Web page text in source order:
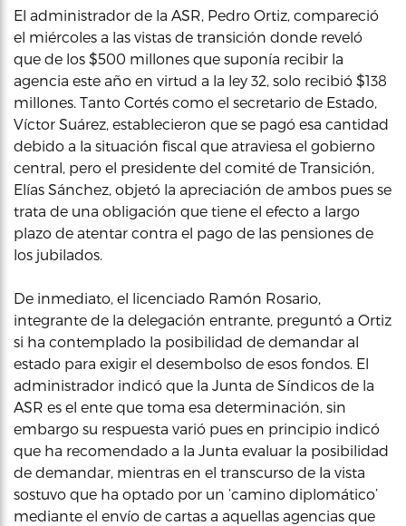
El administrador de la ASR, Pedro Ortiz, compareció
el miércoles a las vistas de transición donde reveló
que de los $500 millones que suponía recibir la
agencia este año en virtud a la ley 32, solo recibió $138
millones. Tanto Cortés como el secretario de Estado,
Víctor Suárez, establecieron que se pagó esa cantidad
debido a la situación fiscal que atraviesa el gobierno
central, pero el presidente del comité de Transición,
Elías Sánchez, objetó la apreciación de ambos pues se
trata de una obligación que tiene el efecto a largo
plazo de atentar contra el pago de las pensiones de
los jubilados.
De inmediato, el licenciado Ramón Rosario,
integrante de la delegación entrante, preguntó a Ortiz
si ha contemplado la posibilidad de demandar al
estado para exigir el desembolso de esos fondos. El
administrador indicó que la Junta de Síndicos de la
ASR es el ente que toma esa determinación, sin
embargo su respuesta varió pues en principio indicó
que ha recomendado a la Junta evaluar la posibilidad
de demandar, mientras en el transcurso de la vista
sostuvo que ha optado por un ‘camino diplomático’
mediante el envío de cartas a aquellas agencias que